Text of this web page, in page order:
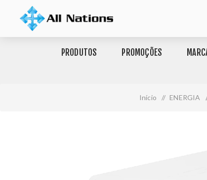
PRODUTOS PROMOÇÕES
Início / ENERGIA